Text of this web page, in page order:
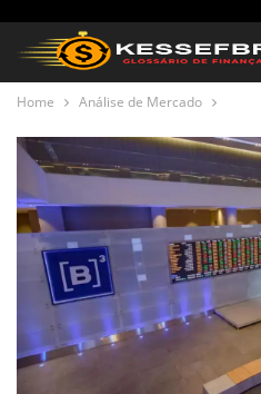
Home Análise de Mercado